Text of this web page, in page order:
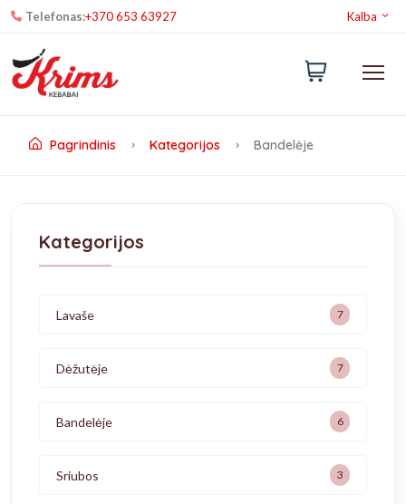
Telefonas:+370 653 63927 Kalba
Pagrindinis Kategorijos Bandelėje
Kategorijos
Lavaše 7
Dėžutėje 7
Bandelėje 6
Sriubos 3